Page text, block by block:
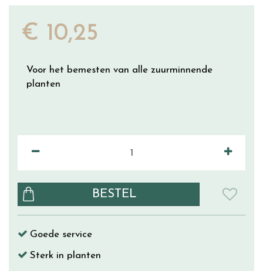
€ 10,25
Voor het bemesten van alle zuurminnende
planten
Goede service
Sterk in planten